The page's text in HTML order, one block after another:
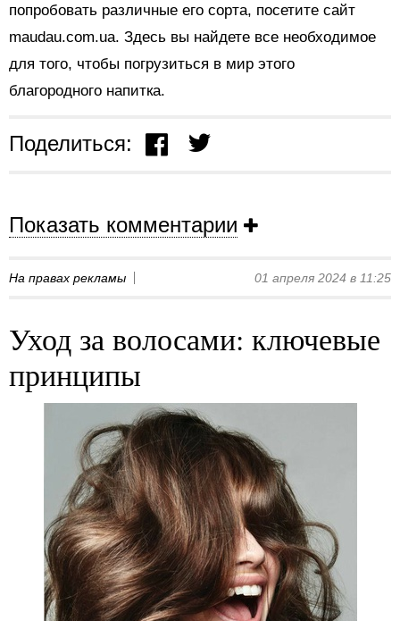
попробовать различные его сорта, посетите сайт
maudau.com.ua. Здесь вы найдете все необходимое
для того, чтобы погрузиться в мир этого
благородного напитка.
Поделиться:
Показать комментарии
На правах рекламы 01 апреля 2024 в 11:25
Уход за волосами: ключевые
принципы